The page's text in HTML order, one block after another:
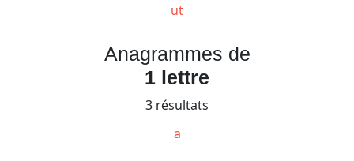
ut
Anagrammes de
1 lettre
3 résultats
a